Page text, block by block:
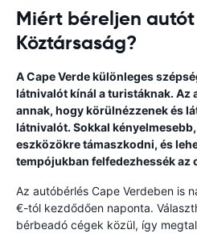
Miért béreljen
Köztársaság?
A Cape Verde különleges
látnivalót kínál a turistáknak. Az
annak, hogy körülnézzenek és
látnivalót. Sokkal
eszközökre támaszkodni, és
tempójukban felfedezhessék az
Az autóbérlés Cape Verdeben is
€-tól kezdődően naponta.
bérbeadó cégek közül, így